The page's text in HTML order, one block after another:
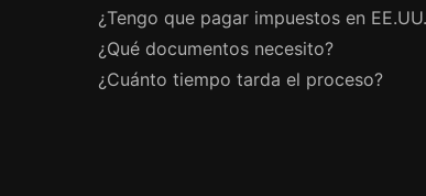
¿Tengo que pagar impuestos en
¿Qué documentos necesito?
¿Cuánto tiempo tarda el proceso?